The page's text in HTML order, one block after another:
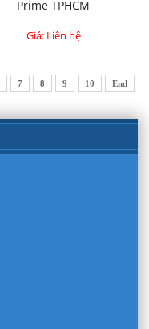
Prime TPHCM
Giá: Liên hệ
7 8 9 10 End